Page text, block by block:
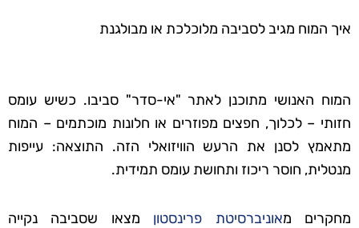
איך המוח מגיב לסביבה מלוכלכת או מבולגנת
המוח האנושי מתוכנן לאתר "אי-סדר" סביבו. כשיש עומס
חזותי – לכלוך, חפצים מפוזרים או חלונות מוכתמים – המוח
מתאמץ לסנן את הרעש הוויזואלי הזה. התוצאה: עייפות
מנטלית, חוסר ריכוז ותחושת עומס תמידית.
מחקרים מאוניברסיטת פרינסטון מצאו שסביבה נקייה